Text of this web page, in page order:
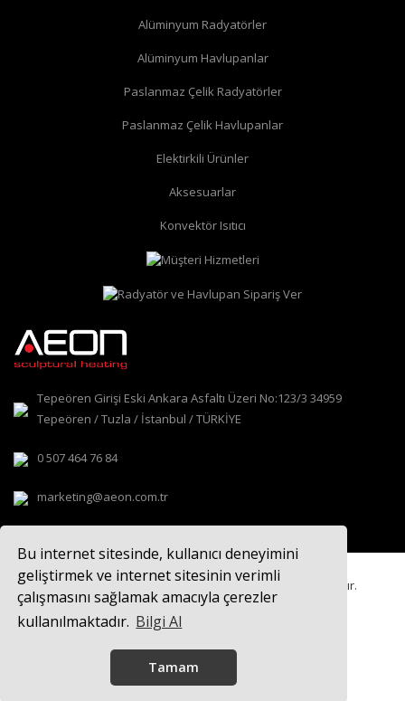
Bu internet sitesinde, kullanıcı deneyimini
geliştirmek ve internet sitesinin verimli
çalışmasını sağlamak amacıyla çerezler
kullanılmaktadır. Bilgi Al
Tamam
düz radyatör vanası
köşe radyatör vanası
Alüminyum Radyatörler
Alüminyum Havlupanlar
Paslanmaz Çelik Radyatörler
Paslanmaz Çelik Havlupanlar
Elektirkili Ürünler
Aksesuarlar
Konvektör Isıtıcı
Tepeören Girişi Eski Ankara Asfaltı Üzeri No:123/3 34959
Tepeören / Tuzla / İstanbul / TÜRKİYE
0 507 464 76 84
marketing@aeon.com.tr
© 2021AEON TASARIM RADYATÖRTüm hakları saklıdır.